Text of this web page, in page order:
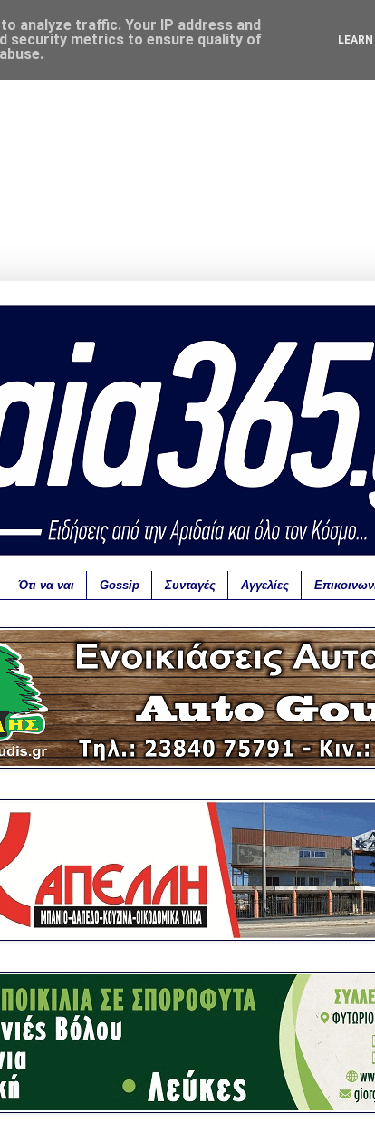
Ότι να ναι Gossip Συνταγές Αγγελίες
analyze traffic. Your IP address and
security metrics to ensure quality of